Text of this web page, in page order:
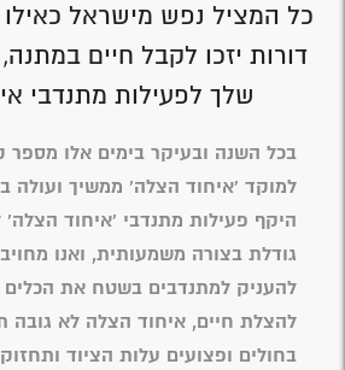
כל המציל נפש מישראל
דורות יזכו לקבל חיים
שלך לפעילות מתנדבי
בכל השנה ובעיקר בימים אלו מספר
למוקד 'איחוד הצלה' ממשיך ועולה
היקף פעילות מתנדבי 'איחוד
גודלת בצורה משמעותית, ואנו
להעניק למתנדבים בשטח את הכלים
להצלת חיים, איחוד הצלה לא גובה
בחולים ופצועים עלות הציוד